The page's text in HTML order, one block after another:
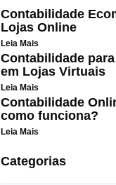
Contabilidade
Lojas Online
Leia Mais
Contabilidade
em Lojas Virtuais
Leia Mais
Contabilidade
como funciona?
Leia Mais
Categorias